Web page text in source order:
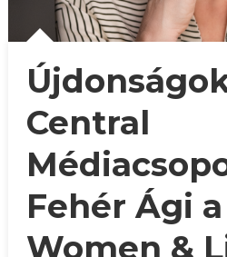
Central
Fehér Ági
Women &